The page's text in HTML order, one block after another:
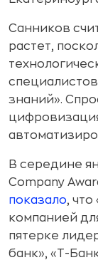
Санников
растет,
знаний».
В середине
Company
показало,
компанией
пятерке
банк», «Т-